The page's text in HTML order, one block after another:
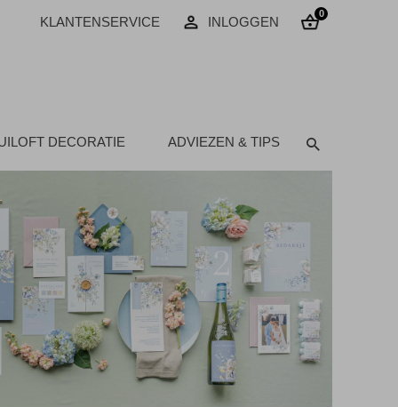
KLANTENSERVICE INLOGGEN
0
DECORATIE ADVIEZEN & TIPS